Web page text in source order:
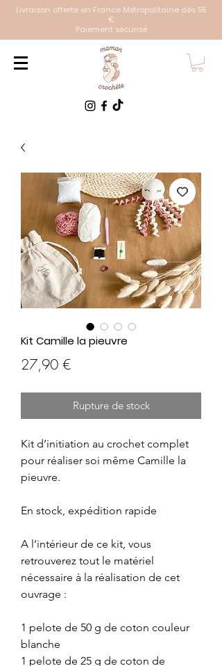
Livraison offerte en France Métropolitaine dès 55
€
Paiement sécurisé
Kit Camille la pieuvre
27,90 €Prix
Rupture de stock
Kit d’initiation au crochet complet
pour réaliser soi même Camille la
pieuvre.
En stock, expédition rapide
A l’intérieur de ce kit, vous
retrouverez tout le matériel
nécessaire à la réalisation de cet
ouvrage :
1 pelote de 50 g de coton couleur
blanche
1 pelote de 25 g de coton de